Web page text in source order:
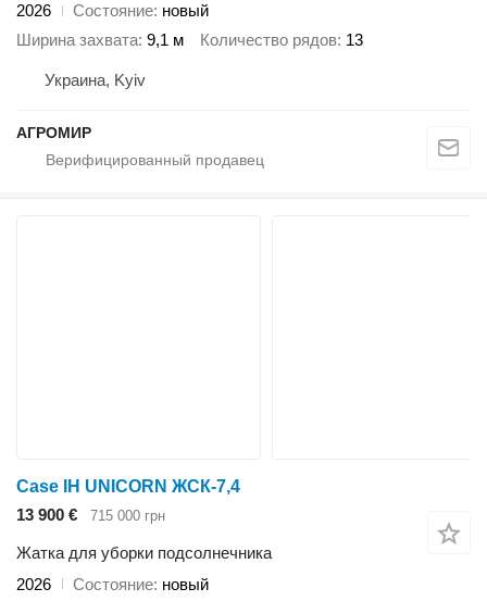
2026
Состояние новый
Ширина захвата 9,1 м Количество рядов 13
Украина, Kyiv
АГРОМИР
Case IH UNICORN ЖСК-7,4
13 900 €
715 000 грн
Жатка для уборки подсолнечника
2026
Состояние новый